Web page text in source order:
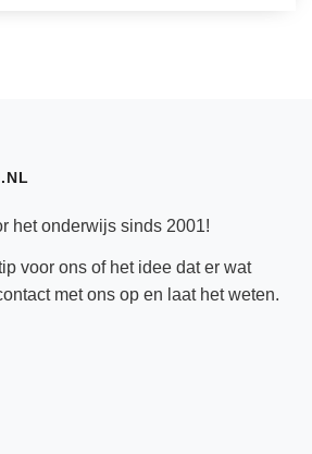
het onderwijs sinds 2001!
voor ons of het idee dat er wat
met ons op en laat het weten.